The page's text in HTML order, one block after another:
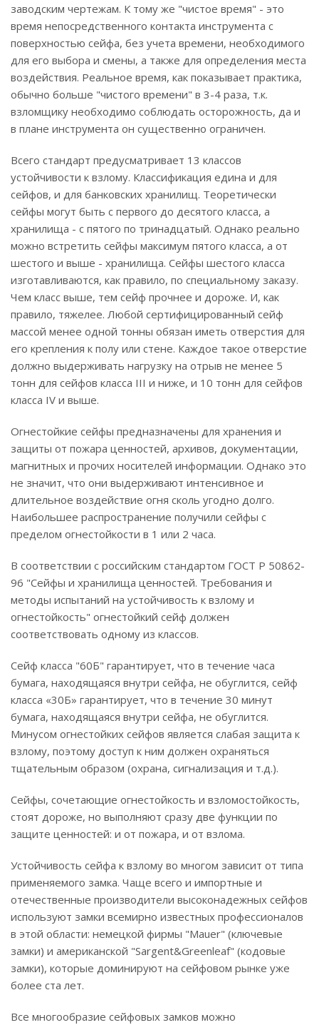
заводским чертежам. К тому же "чистое время" - это
время непосредственного контакта инструмента с
поверхностью сейфа, без учета времени, необходимого
для его выбора и смены, а также для определения места
воздействия. Реальное время, как показывает практика,
обычно больше "чистого времени" в 3-4 раза, т.к.
взломщику необходимо соблюдать осторожность, да и
в плане инструмента он существенно ограничен.
Всего стандарт предусматривает 13 классов
устойчивости к взлому. Классификация едина и для
сейфов, и для банковских хранилищ. Теоретически
сейфы могут быть с первого до десятого класса, а
хранилища - с пятого по тринадцатый. Однако реально
можно встретить сейфы максимум пятого класса, а от
шестого и выше - хранилища. Сейфы шестого класса
изготавливаются, как правило, по специальному заказу.
Чем класс выше, тем сейф прочнее и дороже. И, как
правило, тяжелее. Любой сертифицированный сейф
массой менее одной тонны обязан иметь отверстия для
его крепления к полу или стене. Каждое такое отверстие
должно выдерживать нагрузку на отрыв не менее 5
тонн для сейфов класса III и ниже, и 10 тонн для сейфов
класса IV и выше.
Огнестойкие сейфы предназначены для хранения и
защиты от пожара ценностей, архивов, документации,
магнитных и прочих носителей информации. Однако это
не значит, что они выдерживают интенсивное и
длительное воздействие огня сколь угодно долго.
Наибольшее распространение получили сейфы с
пределом огнестойкости в 1 или 2 часа.
В соответствии с российским стандартом ГОСТ Р 50862-
96 "Сейфы и хранилища ценностей. Требования и
методы испытаний на устойчивость к взлому и
огнестойкость" огнестойкий сейф должен
соответствовать одному из классов.
Сейф класса "60Б" гарантирует, что в течение часа
бумага, находящаяся внутри сейфа, не обуглится, сейф
класса «30Б» гарантирует, что в течение 30 минут
бумага, находящаяся внутри сейфа, не обуглится.
Минусом огнестойких сейфов является слабая защита к
взлому, поэтому доступ к ним должен охраняться
тщательным образом (охрана, сигнализация и т.д.).
Сейфы, сочетающие огнестойкость и взломостойкость,
стоят дороже, но выполняют сразу две функции по
защите ценностей: и от пожара, и от взлома.
Устойчивость сейфа к взлому во многом зависит от типа
применяемого замка. Чаще всего и импортные и
отечественные производители высоконадежных сейфов
используют замки всемирно известных профессионалов
в этой области: немецкой фирмы "Mauer" (ключевые
замки) и американской "Sargent&Greenleaf" (кодовые
замки), которые доминируют на сейфовом рынке уже
более ста лет.
Все многообразие сейфовых замков можно